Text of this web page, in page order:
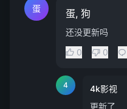
蛋 蛋, 狗
还没更新吗
0
0
4 4k影视
更新了